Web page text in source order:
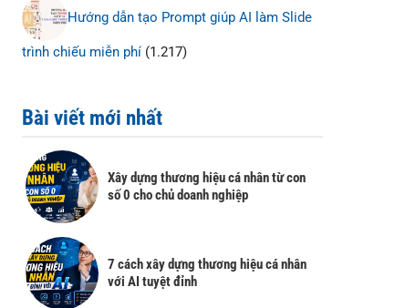
Hướng dẫn tạo Prompt giúp AI làm Slide
trình chiếu miễn phí (1.217)
Bài viết mới nhất
Xây dựng thương hiệu cá nhân từ con
số 0 cho chủ doanh nghiệp
7 cách xây dựng thương hiệu cá nhân
với AI tuyệt đỉnh